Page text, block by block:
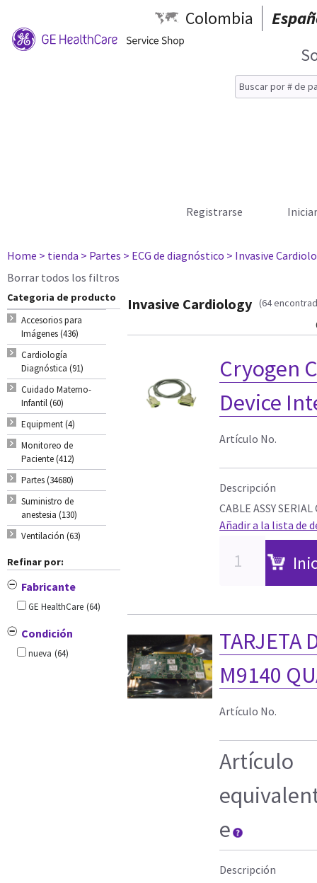
Colombia
Registrarse
Home > tienda > Partes > ECG de diagnóstico > Invasive
Borrar todos los filtros
Categoria de producto
Accesorios para
Imágenes (436)
Cardiología
Diagnóstica (91)
Cuidado Materno-
Infantil (60)
Equipment (4)
Monitoreo de
Paciente (412)
Partes (34680)
Suministro de
anestesia (130)
Ventilación (63)
Refinar por:
Fabricante
GE HealthCare (64)
Condición
nueva (64)
Invasive Cardiology (64
Cryogen
Device
Artículo No.
Descripción
CABLE ASSY
Añadir a la lista de
TARJETA
M9140
Artículo No.
Artículo
e
Descripción